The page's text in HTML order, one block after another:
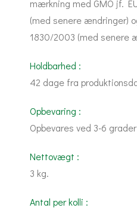
mærkning med GMO jf.
(med senere ændringer)
1830/2003 (med senere
Holdbarhed :
42 dage fra
Opbevaring :
Opbevares ved 3-6 grader
Nettovægt :
3 kg.
Antal per kolli :